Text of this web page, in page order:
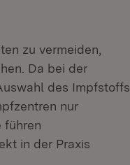
zu vermeiden,
Da bei der
des Impfstoffs
nur
führen
in der Praxis